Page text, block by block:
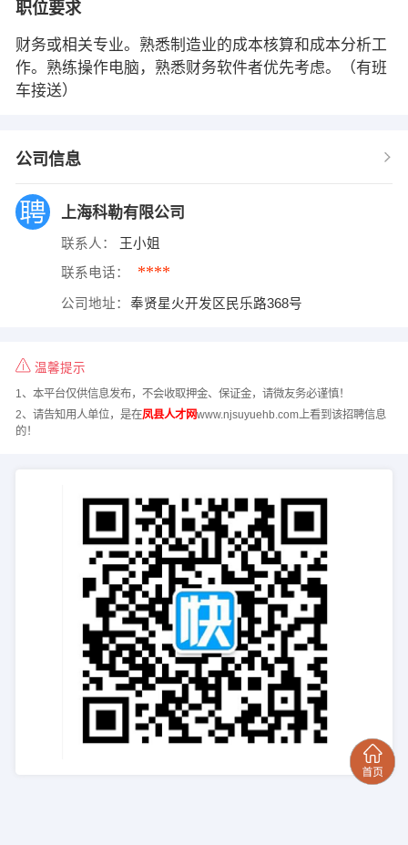
职位要求
财务或相关专业。熟悉制造业的成本核算和成本分析工
作。熟练操作电脑，熟悉财务软件者优先考虑。（有班
车接送）
公司信息
上海科勒有限公司
联系人： 王小姐
联系电话： ****
公司地址： 奉贤星火开发区民乐路368号
温馨提示
1、本平台仅供信息发布，不会收取押金、保证金，请微友务必谨慎！
2、请告知用人单位，是在凤县人才网www.njsuyuehb.com上看到该招聘信息
的！